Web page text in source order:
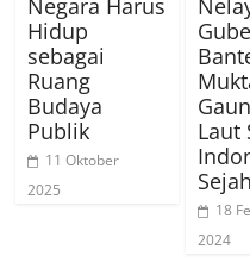
Negara Harus
Hidup
sebagai
Ruang
Budaya
Publik
11 Oktober
2025
Laut
18
2024